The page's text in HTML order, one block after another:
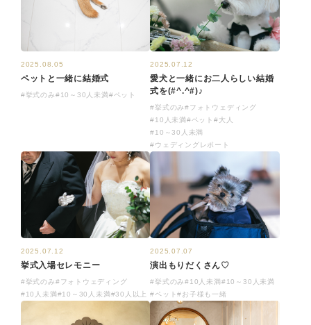
2025.08.05
ペットと一緒に結婚式
#挙式のみ#10～30人未満 #ペット
2025.07.12
愛犬と一緒にお二人らしい結婚
式を(#^.^#)♪
#挙式のみ#フォトウェディング
#10人未満 #ペット#大人
#10～30人未満
#ウェディングレポート
2025.07.12
挙式入場セレモニー
#挙式のみ#フォトウェディング
#10人未満#10～30人未満#30人以上
2025.07.07
演出もりだくさん♡
#挙式のみ#10人未満#10～30人未満
#ペット#お子様も一緒